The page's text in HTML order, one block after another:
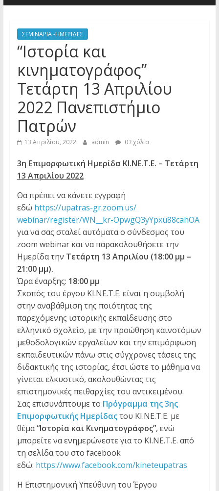
ΣΕΜΙΝΑΡΙΑ -ΗΜΕΡΙΔΕΣ
“Ιστορία και
κινηματογράφος”
Τετάρτη 13 Απριλίου
2022 Πανεπιστήμιο
Πατρών
13 Απριλίου, 2022 admin 0 Σχόλια
3η Επιμορφωτική Ημερίδα ΚΙ.ΝΕ.Τ.Ε. – Τετάρτη
13 Απριλίου 2022
Θα πρέπει να κάνετε εγγραφή
εδώ https://upatras-gr.zoom.us/
webinar/register/WN__kr-OpwgQ3yYpxu88cahOA
για να σας σταλεί αυτόματα ο σύνδεσμος του
zoom webinar και να παρακολουθήσετε την
Ημερίδα την Τετάρτη 13 Απριλίου (18:00 μμ –
21:00 μμ).
Ώρα έναρξης: 18:00 μμ
Σκοπός του έργου ΚΙ.ΝΕ.Τ.Ε. είναι η συμβολή
στην αναβάθμιση της ποιότητας της
παρεχόμενης ιστορικής εκπαίδευσης στο
ελληνικό σχολείο, με την προώθηση καινοτόμων
μεθοδολογικών εργαλείων και την επιμόρφωση
εκπαιδευτικών πάνω στις σύγχρονες τάσεις της
διδακτικής της ιστορίας, έτσι ώστε το μάθημα να
γίνεται ελκυστικό, ακολουθώντας τις
επιστημονικές πειθαρχίες του αντικειμένου.
Σας επισυνάπτουμε το Πρόγραμμα της 3ης
Επιμορφωτικής Ημερίδαςτου ΚΙ.ΝΕ.Τ.Ε. με
θέμα“Ιστορία και Κινηματογράφος”, ενώ
μπορείτε να ενημερώνεστε για το ΚΙ.ΝΕ.Τ.Ε. από
τη σελίδα του στο facebook
εδώ: https://www.facebook.com/kineteupatras
Η Επιστημονική Υπεύθυνη του Έργου